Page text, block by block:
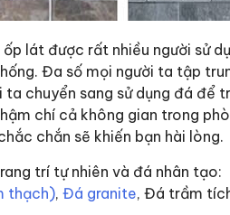
lát được rất nhiều người sử
Đa số mọi người ta tập
ta chuyển sang sử dụng đá
chí cả không gian trong
chắn sẽ khiến bạn hài lòng.
trí tự nhiên và đá nhân tạo:
thạch), Đá granite, Đá trầm